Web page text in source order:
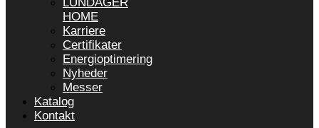
HOME
Karriere
Certifikater
Energioptimering
Nyheder
Messer
Katalog
Kontakt